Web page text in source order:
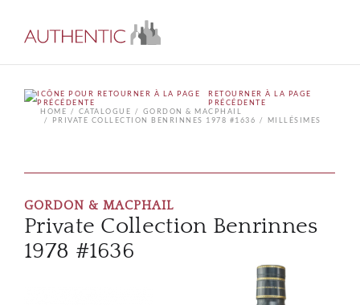
RETOURNER À LA PAGE
PRÉCÉDENTE
HOME
CATALOGUE
GORDON & MACPHAIL
PRIVATE COLLECTION BENRINNES 1978 #1636
MILLÉSIMES
GORDON & MACPHAIL
Private Collection Benrinnes
1978 #1636